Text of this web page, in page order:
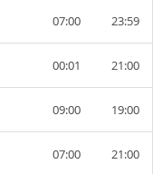
07:00 23:59
00:01 21:00
09:00 19:00
07:00 21:00